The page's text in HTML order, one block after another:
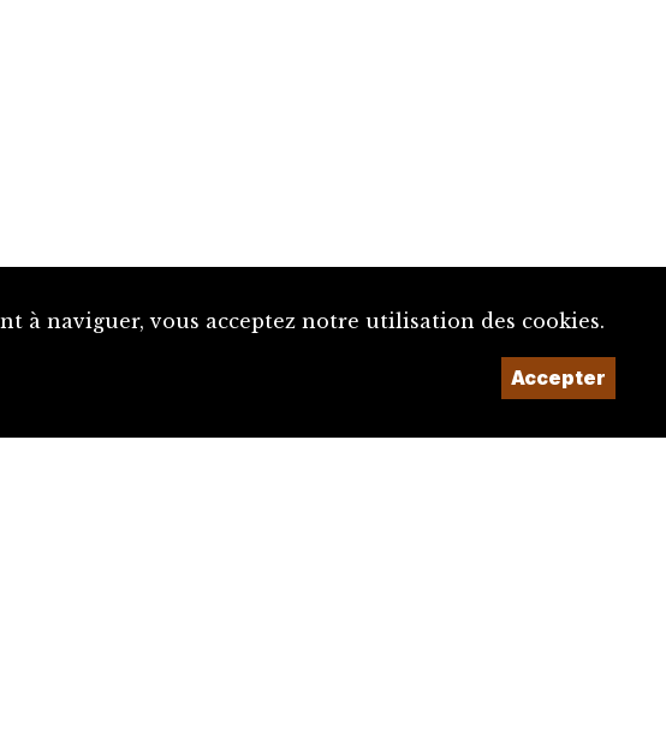
à naviguer, vous acceptez notre utilisation des cookies.
Accepter